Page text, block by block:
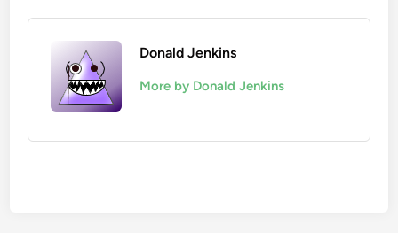
Donald Jenkins
More by Donald Jenkins